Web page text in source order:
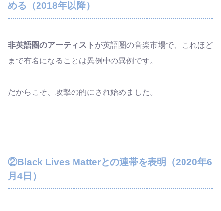
める（2018年以降）
非英語圏のアーティスト が英語圏の音楽市場で、これほど
まで有名になることは異例中の異例です。
だからこそ、攻撃の的にされ始めました。
②Black Lives Matterとの連帯を表明（2020年6
月4日）